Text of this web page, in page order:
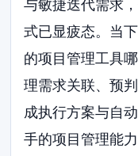
与敏捷迭代需求
式已显疲态。当
的项目管理工具
理需求关联、预
成执行方案与自
手的项目管理能